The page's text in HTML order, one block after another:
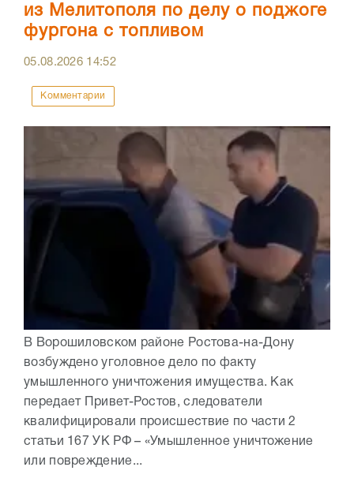
из Мелитополя по делу о поджоге
фургона с топливом
05.08.2026 14:52
Комментарии
В Ворошиловском районе Ростова-на-Дону
возбуждено уголовное дело по факту
умышленного уничтожения имущества. Как
передает Привет-Ростов, следователи
квалифицировали происшествие по части 2
статьи 167 УК РФ – «Умышленное уничтожение
или повреждение...